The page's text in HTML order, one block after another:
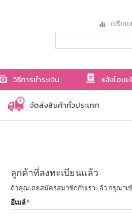
เปรียบ
วิธีการชำระเงิน แจ้งโอนเ
จัดส่งสินค้าทั่วประเทศ
ลูกค้าที่ลงทะเบียนแล้ว
ถ้าคุณเคยสมัครสมาชิกกับเราแล้ว กรุณาเ
*
อีเมล์